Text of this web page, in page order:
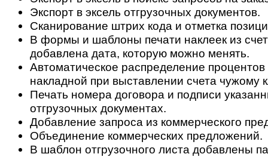
Экспорт в эксель отгрузочных документов.
Сканирование штрих кода и отметка
В формы и шаблоны печати наклеек из
добавлена дата, которую можно менять.
Автоматическое распределение процентов
накладной при выставлении счета чужому
Печать номера договора и подписи
отгрузочных документах.
Добавление запроса из коммерческого
Объединение коммерческих предложений.
В шаблон отгрузочного листа добавлены